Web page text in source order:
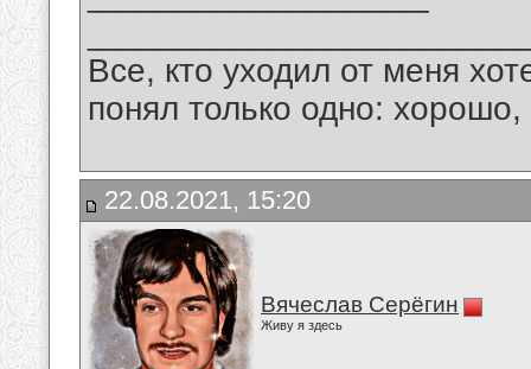
Все, кто уходил от меня
понял только одно:
22.08.2021, 15:20
Вячеслав Серёгин
Живу я здесь